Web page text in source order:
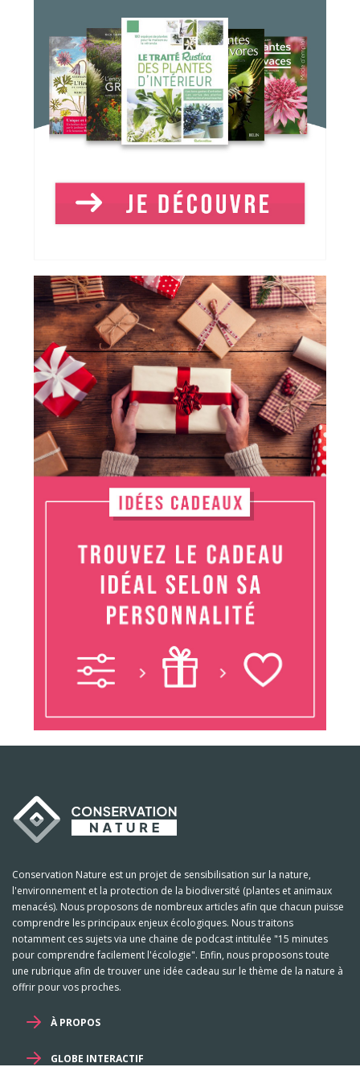
Conservation Nature est un projet de sensibilisation sur la nature,
l'environnement et la protection de la biodiversité (plantes et animaux
menacés). Nous proposons de nombreux articles afin que chacun puisse
comprendre les principaux enjeux écologiques. Nous traitons
notamment ces sujets via une chaine de podcast intitulée "15 minutes
pour comprendre facilement l'écologie". Enfin, nous proposons toute
une rubrique afin de trouver une idée cadeau sur le thème de la nature à
offrir pour vos proches.
À PROPOS
GLOBE INTERACTIF